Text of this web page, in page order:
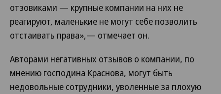
отзовиками — крупные компании на них не
реагируют, маленькие не могут себе позволить
отстаивать права»,— отмечает он.
Авторами негативных отзывов о компании, по
мнению господина Краснова, могут быть
недовольные сотрудники, уволенные за плохую